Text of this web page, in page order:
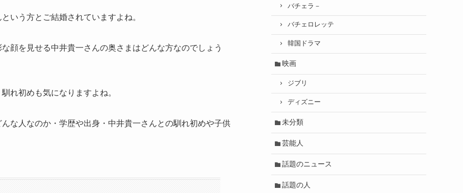
いう方とご結婚されていますよね。
顔を見せる中井貴一さんの奥さまはどんな方なのでしょう
れ初めも気になりますよね。
な人なのか・学歴や出身・中井貴一さんとの馴れ初めや子供
バチェラ－
バチェロレッテ
韓国ドラマ
映画
ジブリ
ディズニー
未分類
芸能人
話題のニュース
話題の人